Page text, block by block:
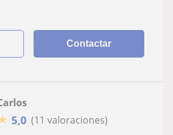
Contactar
5,0 (11 valoraciones)